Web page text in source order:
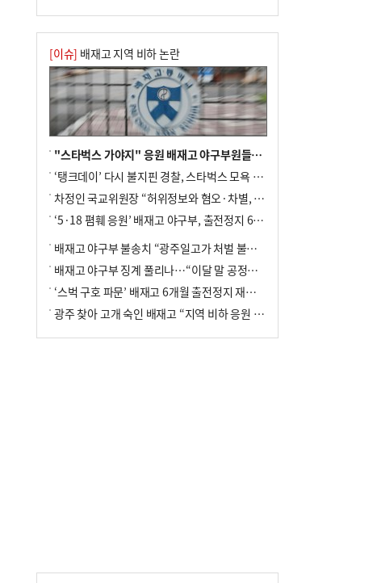
[이슈] 배재고 지역 비하 논란
"스타벅스 가야지" 응원 배재고 야구부원들, 학교서 징계 처분
‘탱크데이’ 다시 불지핀 경찰, 스타벅스 모욕 혐의 압수수색
차정인 국교위원장 “허위정보와 혐오·차별, 학교 교실까지 유입"
‘5·18 폄훼 응원’ 배재고 야구부, 출전정지 6개월→1개월 감경
배재고 야구부 불송치 “광주일고가 처벌 불원 의사 표해”
배재고 야구부 징계 풀리나…“이달 말 공정위서 재심의”
‘스벅 구호 파문’ 배재고 6개월 출전정지 재심 신청키로
광주 찾아 고개 숙인 배재고 “지역 비하 응원 잘못”(종합)